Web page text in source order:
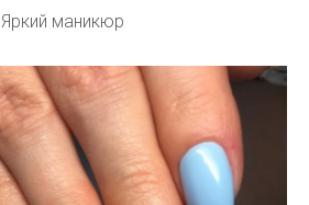
Яркий маникюр